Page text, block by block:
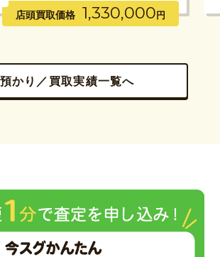
店頭買取価格 1,330,000円
かり／買取実績一覧へ